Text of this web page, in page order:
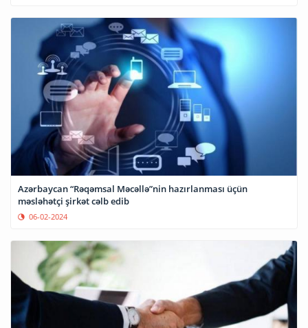
Azərbaycan “Rəqəmsal Məcəllə”nin hazırlanması üçün
məsləhətçi şirkət cəlb edib
06-02-2024